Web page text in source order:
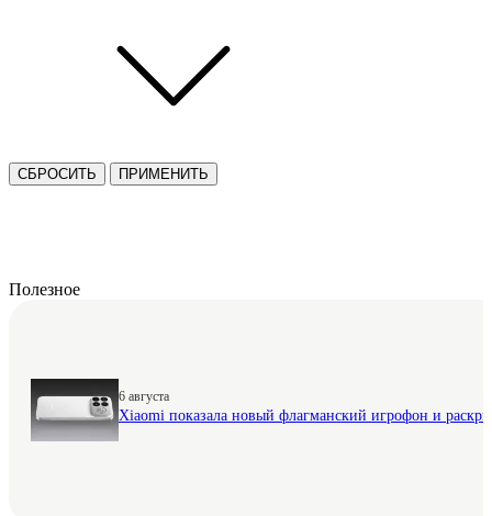
СБРОСИТЬ ПРИМЕНИТЬ
Полезное
6 августа
Xiaomi показала новый флагманский игрофон и